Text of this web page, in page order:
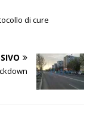
di cure